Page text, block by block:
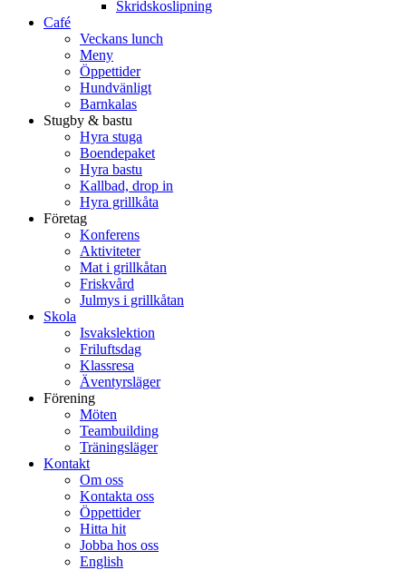
Skridskoslipning
Café
Veckans lunch
Meny
Öppettider
Hundvänligt
Barnkalas
Stugby & bastu
Hyra stuga
Boendepaket
Hyra bastu
Kallbad, drop in
Hyra grillkåta
Företag
Konferens
Aktiviteter
Mat i grillkåtan
Friskvård
Julmys i grillkåtan
Skola
Isvakslektion
Friluftsdag
Klassresa
Äventyrsläger
Förening
Möten
Teambuilding
Träningsläger
Kontakt
Om oss
Kontakta oss
Öppettider
Hitta hit
Jobba hos oss
English